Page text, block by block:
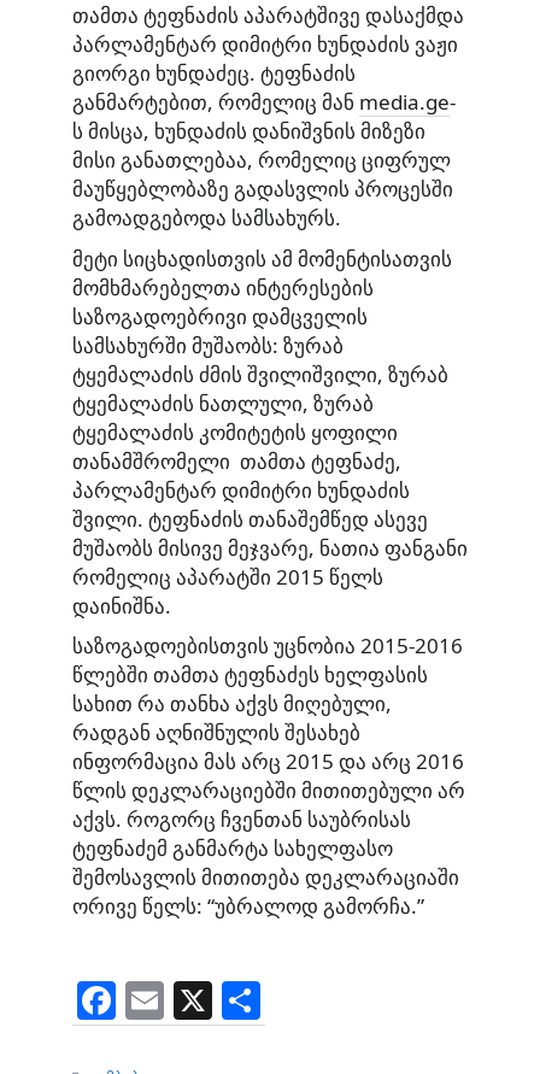
თამთა ტეფნაძის აპარატშივე დასაქმდა
პარლამენტარ დიმიტრი ხუნდაძის ვაჟი
გიორგი ხუნდაძეც. ტეფნაძის
განმარტებით, რომელიც მან media.ge-
ს მისცა, ხუნდაძის დანიშვნის მიზეზი
მისი განათლებაა, რომელიც ციფრულ
მაუწყებლობაზე გადასვლის პროცესში
გამოადგებოდა სამსახურს.
მეტი სიცხადისთვის ამ მომენტისათვის
მომხმარებელთა ინტერესების
საზოგადოებრივი დამცველის
სამსახურში მუშაობს: ზურაბ
ტყემალაძის ძმის შვილიშვილი, ზურაბ
ტყემალაძის ნათლული, ზურაბ
ტყემალაძის კომიტეტის ყოფილი
თანამშრომელი თამთა ტეფნაძე,
პარლამენტარ დიმიტრი ხუნდაძის
შვილი. ტეფნაძის თანაშემწედ ასევე
მუშაობს მისივე მეჯვარე, ნათია ფანგანი
რომელიც აპარატში 2015 წელს
დაინიშნა.
საზოგადოებისთვის უცნობია 2015-2016
წლებში თამთა ტეფნაძეს ხელფასის
სახით რა თანხა აქვს მიღებული,
რადგან აღნიშნულის შესახებ
ინფორმაცია მას არც 2015 და არც 2016
წლის დეკლარაციებში მითითებული არ
აქვს. როგორც ჩვენთან საუბრისას
ტეფნაძემ განმარტა სახელფასო
შემოსავლის მითითება დეკლარაციაში
ორივე წელს: “უბრალოდ გამორჩა.”
F
a
E
m
X
h